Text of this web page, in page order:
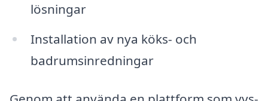
lösningar
Installation av nya köks- och
badrumsinredningar